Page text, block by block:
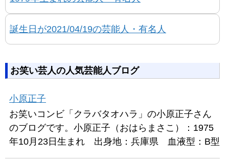
誕生日が2021/04/19の芸能人・有名人
お笑い芸人の人気芸能人ブログ
小原正子
お笑いコンビ「クラバタオハラ」の小原正子さん
のブログです。小原正子（おはらまさこ）：1975
年10月23日生まれ 出身地：兵庫県 血液型：B型